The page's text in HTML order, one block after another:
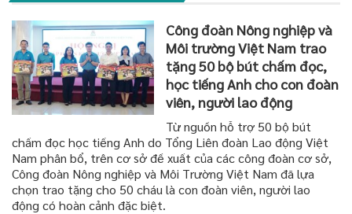
Công đoàn Nông nghiệp và
Môi trường Việt Nam trao
tặng 50 bộ bút chấm đọc,
học tiếng Anh cho con đoàn
viên, người lao động
Từ nguồn hỗ trợ 50 bộ bút
chấm đọc học tiếng Anh do Tổng Liên đoàn Lao động Việt
Nam phân bổ, trên cơ sở đề xuất của các công đoàn cơ sở,
Công đoàn Nông nghiệp và Môi Trường Việt Nam đã lựa
chọn trao tặng cho 50 cháu là con đoàn viên, người lao
động có hoàn cảnh đặc biệt.